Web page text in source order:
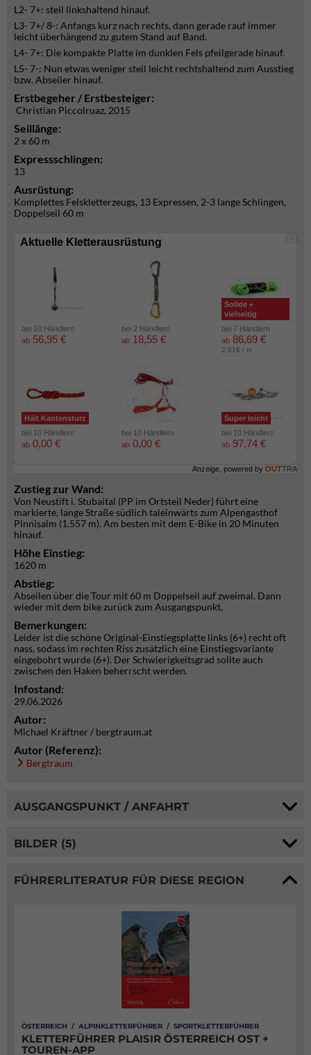
L2- 7+: steil linkshaltend hinauf.
L3- 7+/ 8-: Anfangs kurz nach rechts, dann gerade rauf immer
leicht überhängend zu gutem Stand auf Band.
L4- 7+: Die kompakte Platte im dunklen Fels pfeilgerade hinauf.
L5- 7-: Nun etwas weniger steil leicht rechtshaltend zum Ausstieg
bzw. Abseiler hinauf.
Erstbegeher / Erstbesteiger:
Christian Piccolruaz, 2015
Seillänge:
2 x 60 m
Expressschlingen:
13
Ausrüstung:
Komplettes Felskletterzeugs, 13 Expressen, 2-3 lange Schlingen,
Doppelseil 60 m
i
Aktuelle Kletterausrüstung
bei 10 Händlern
ab 56,95 €
bei 2 Händlern
ab 18,55 €
Solide +
vielseitig
bei 7 Händlern
ab 86,69 €
2.91€ / m
Hält Kantensturz
bei 10 Händlern
ab 0,00 €
bei 10 Händlern
ab 0,00 €
Super leicht
bei 10 Händlern
ab 97,74 €
Anzeige, powered by OUTTRA
Zustieg zur Wand:
Von Neustift i. Stubaital (PP im Ortsteil Neder) führt eine
markierte, lange Straße südlich taleinwärts zum Alpengasthof
Pinnisalm (1.557 m). Am besten mit dem E-Bike in 20 Minuten
hinauf.
Höhe Einstieg:
1620 m
Abstieg:
Abseilen über die Tour mit 60 m Doppelseil auf zweimal. Dann
wieder mit dem bike zurück zum Ausgangspunkt.
Bemerkungen:
Leider ist die schöne Original-Einstiegsplatte links (6+) recht oft
nass, sodass im rechten Riss zusätzlich eine Einstiegsvariante
eingebohrt wurde (6+). Der Schwierigkeitsgrad sollte auch
zwischen den Haken beherrscht werden.
Infostand:
29.06.2026
Autor:
Michael Kräftner / bergtraum.at
Autor (Referenz):
Bergtraum
AUSGANGSPUNKT / ANFAHRT
BILDER (5)
FÜHRERLITERATUR FÜR DIESE REGION
ÖSTERREICH / ALPINKLETTERFÜHRER / SPORTKLETTERFÜHRER
KLETTERFÜHRER PLAISIR ÖSTERREICH OST +
TOUREN-APP